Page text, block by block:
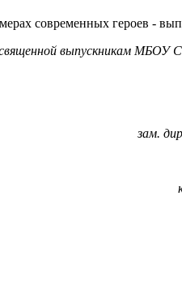
современных героев -
выпускникам
зам.